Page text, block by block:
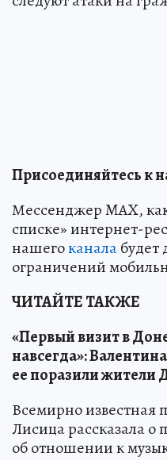
Присоединяйтесь к
Мессенджер MAX,
списке» интернет-
нашегоканалабудет
ограничений
ЧИТАЙТЕ ТАКЖЕ
«Первый визит в
навсегда»:
ее поразили жители
Всемирно известная
Лисица рассказала о
об отношении к